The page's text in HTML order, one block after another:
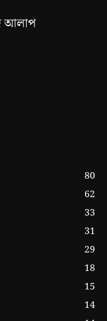
আলাপ
80
62
33
31
29
18
15
14